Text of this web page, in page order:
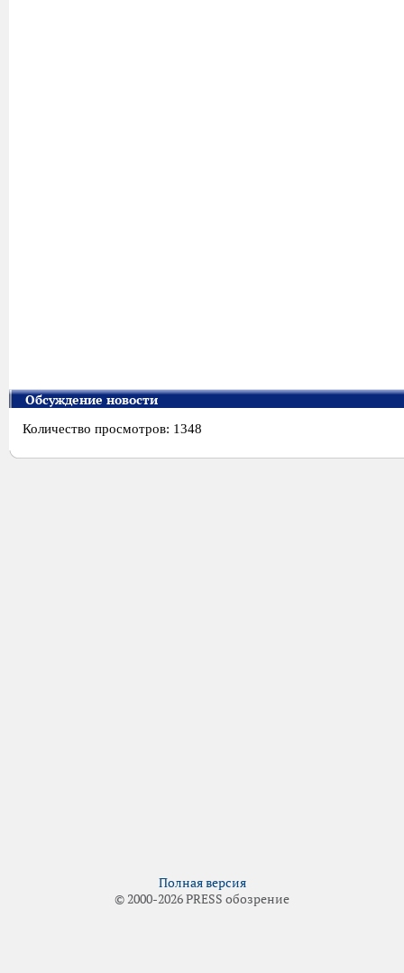
Обсуждение новости
Количество просмотров: 1348
Полная версия
© 2000-2026 PRESS обозрение